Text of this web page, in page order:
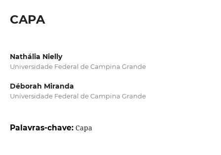
CAPA
Nathália Nielly
Universidade Federal de Campina Grande
Déborah Miranda
Universidade Federal de Campina Grande
Palavras-chave: Capa